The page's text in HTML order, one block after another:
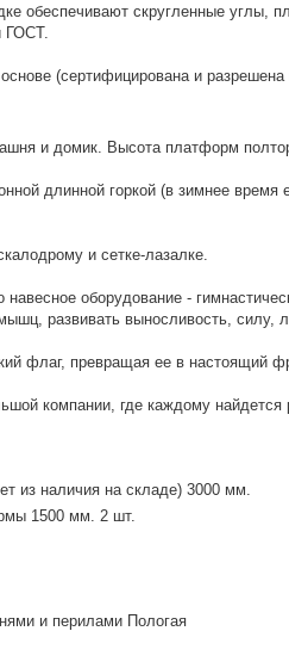
обеспечивают скругленные углы,
ГОСТ.
(сертифицирована и разрешена
и домик. Высота платформ
длинной горкой (в зимнее
и сетке-лазалке.
оборудование -
развивать выносливость, силу,
флаг, превращая ее в настоящий
компании, где каждому найдется
из наличия на складе) 3000 мм.
1500 мм. 2 шт.
и перилами Пологая